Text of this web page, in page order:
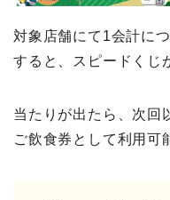
対象店舗にて1会計に
すると、スピードくじ
当たりが出たら、次回
ご飲食券として利用可